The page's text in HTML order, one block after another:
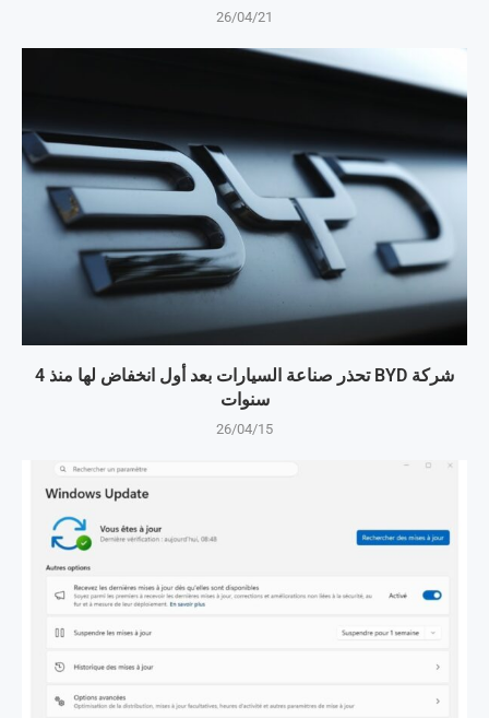
26/04/21
شركة BYD تحذر صناعة السيارات بعد أول انخفاض لها منذ 4
سنوات
26/04/15